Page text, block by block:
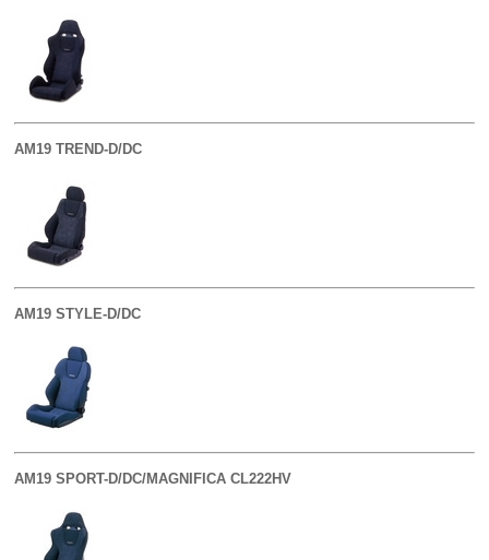
AM19 TREND-D/DC
AM19 STYLE-D/DC
AM19 SPORT-D/DC/MAGNIFICA CL222HV